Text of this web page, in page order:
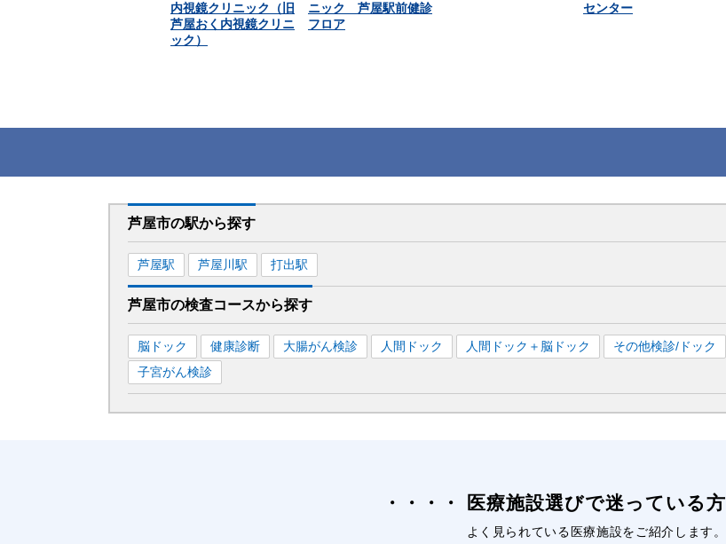
内視鏡クリニック（旧
芦屋おく内視鏡クリニ
ック）
ニック 芦屋駅前健診
フロア
センター
芦屋市の駅から探す
芦屋駅 芦屋川 駅 打出駅
芦屋市の検査コースから探す
脳ドック 健康診断 大腸がん検診 人間ドック 人間ドック＋脳ドック その他検診/ドック
子宮がん検診
医療施設選びで迷っている方
よく見られている医療施設をご紹介します。